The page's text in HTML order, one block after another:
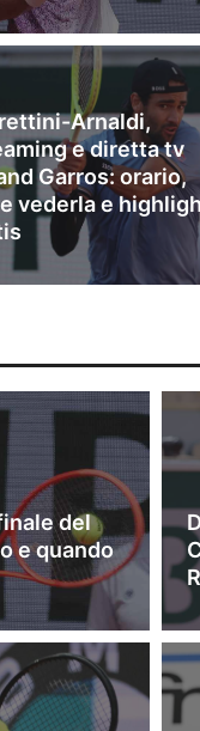
Arnaldi,
e diretta tv
Garros: orario,
vederla e
del
e quando